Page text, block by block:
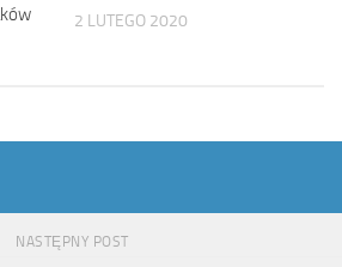
2 LUTEGO 2020
NASTĘPNY POST